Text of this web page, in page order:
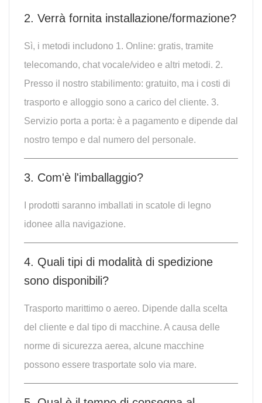
2. Verrà fornita installazione/formazione?
Sì, i metodi includono 1. Online: gratis, tramite
telecomando, chat vocale/video e altri metodi. 2.
Presso il nostro stabilimento: gratuito, ma i costi di
trasporto e alloggio sono a carico del cliente. 3.
Servizio porta a porta: è a pagamento e dipende dal
nostro tempo e dal numero del personale.
3. Com'è l'imballaggio?
I prodotti saranno imballati in scatole di legno
idonee alla navigazione.
4. Quali tipi di modalità di spedizione
sono disponibili?
Trasporto marittimo o aereo. Dipende dalla scelta
del cliente e dal tipo di macchine. A causa delle
norme di sicurezza aerea, alcune macchine
possono essere trasportate solo via mare.